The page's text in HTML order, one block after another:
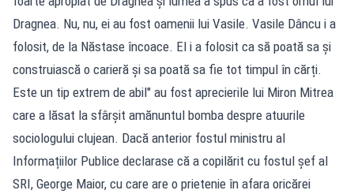
Dragnea. Nu, nu, ei au fost oamenii lui Vasile. Vasile Dâncu i a
folosit, de la Năstase încoace. El i a folosit ca să poată sa și
construiască o carieră și sa poată sa fie tot timpul în cărți.
Este un tip extrem de abil" au fost aprecierile lui Miron Mitrea
care a lăsat la sfârșit amănuntul bomba despre atuurile
sociologului clujean. Dacă anterior fostul ministru al
Informațiilor Publice declarase că a copilărit cu fostul șef al
SRI, George Maior, cu care are o prietenie în afara oricărei